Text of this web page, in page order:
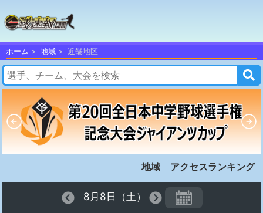
ホーム 地域 近畿地区
地域 アクセスランキング
8月8日（土）